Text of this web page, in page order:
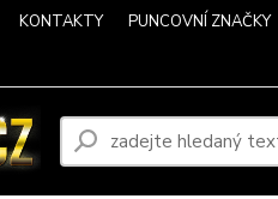
KONTAKTY PUNCOVNÍ ZNAČKY